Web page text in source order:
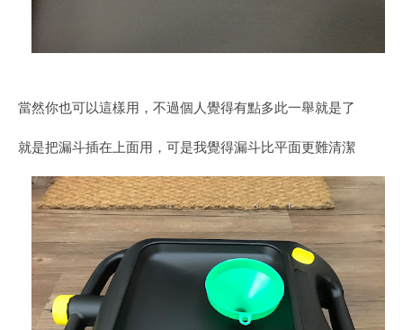
當然你也可以這樣用，不過個人覺得有點多此一舉就是了
就是把漏斗插在上面用，可是我覺得漏斗比平面更難清潔